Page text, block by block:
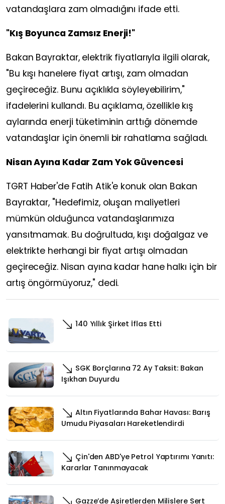
vatandaşlara zam olmadığını ifade etti.
"Kış Boyunca Zamsız Enerji!"
Bakan Bayraktar, elektrik fiyatlarıyla ilgili olarak,
"Bu kışı hanelere fiyat artışı, zam olmadan
geçireceğiz. Bunu açıklıkla söyleyebilirim,"
ifadelerini kullandı. Bu açıklama, özellikle kış
aylarında enerji tüketiminin arttığı dönemde
vatandaşlar için önemli bir rahatlama sağladı.
Nisan Ayına Kadar Zam Yok Güvencesi
TGRT Haber'de Fatih Atik'e konuk olan Bakan
Bayraktar, "Hedefimiz, oluşan maliyetleri
mümkün olduğunca vatandaşlarımıza
yansıtmamak. Bu doğrultuda, kışı doğalgaz ve
elektrikte herhangi bir fiyat artışı olmadan
geçireceğiz. Nisan ayına kadar hane halkı için bir
artış öngörmüyoruz," dedi.
140 Yıllık Şirket İflas Etti
SGK Borçlarına 72 Ay Taksit: Bakan
Işıkhan Duyurdu
Altın Fiyatlarında Bahar Havası: Barış
Umudu Piyasaları Hareketlendirdi
Çin'den ABD'ye Petrol Yaptırımı Yanıtı:
Kararlar Tanınmayacak
Gazze’de Aşiretlerden Milislere Sert